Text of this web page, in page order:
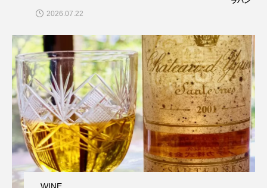
2026.07.22